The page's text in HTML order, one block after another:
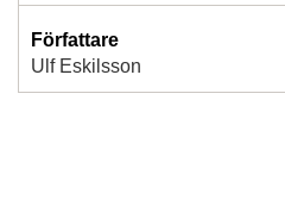
Författare
Ulf Eskilsson